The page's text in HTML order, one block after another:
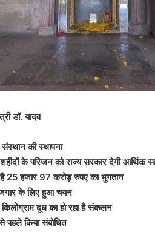
डॉ. यादव
की स्थापना
के परिजन को राज्य सरकार देगी आर्थिक
है 25 हजार 97 करोड़ रुपए का भुगतान
के लिए हुआ चयन
दूध का हो रहा है संकलन
पहले किया संबोधित